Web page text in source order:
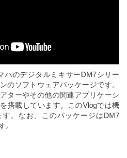
ハのデジタルミキサーDM7シリー
のソフトウェアパッケージです。
ターやその他の関連アプリケーシ
搭載しています。このVlogでは機
。なお、このパッケージはDM7
。